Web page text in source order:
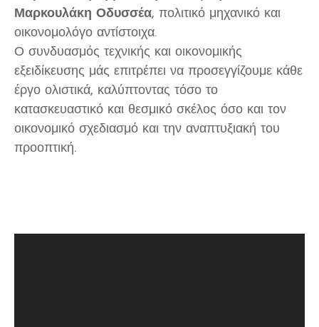
Μαρκουλάκη Οδυσσέα, πολιτικό μηχανικό και
οικονομολόγο αντίστοιχα.
Ο συνδυασμός τεχνικής και οικονομικής
εξειδίκευσης μάς επιτρέπει να προσεγγίζουμε κάθε
έργο ολιστικά, καλύπτοντας τόσο το
κατασκευαστικό και θεσμικό σκέλος όσο και τον
οικονομικό σχεδιασμό και την αναπτυξιακή του
προοπτική.